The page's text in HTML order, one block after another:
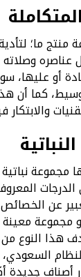
منتج ما؛
أو عليها،
كما أن
والابتكار
مجموعة
عن
مجموعة معينة
هذا النوع
أصناف جديدة